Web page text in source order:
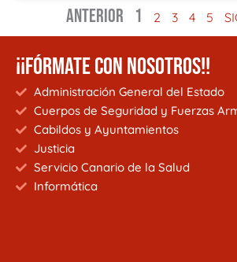
ANTERIOR 1 2 3 4 5
¡¡FÓRMATE CON NOSOTROS!!
Administración General del Estado
Cuerpos de Seguridad y Fuerzas
Cabildos y Ayuntamientos
Justicia
Servicio Canario de la Salud
Informática